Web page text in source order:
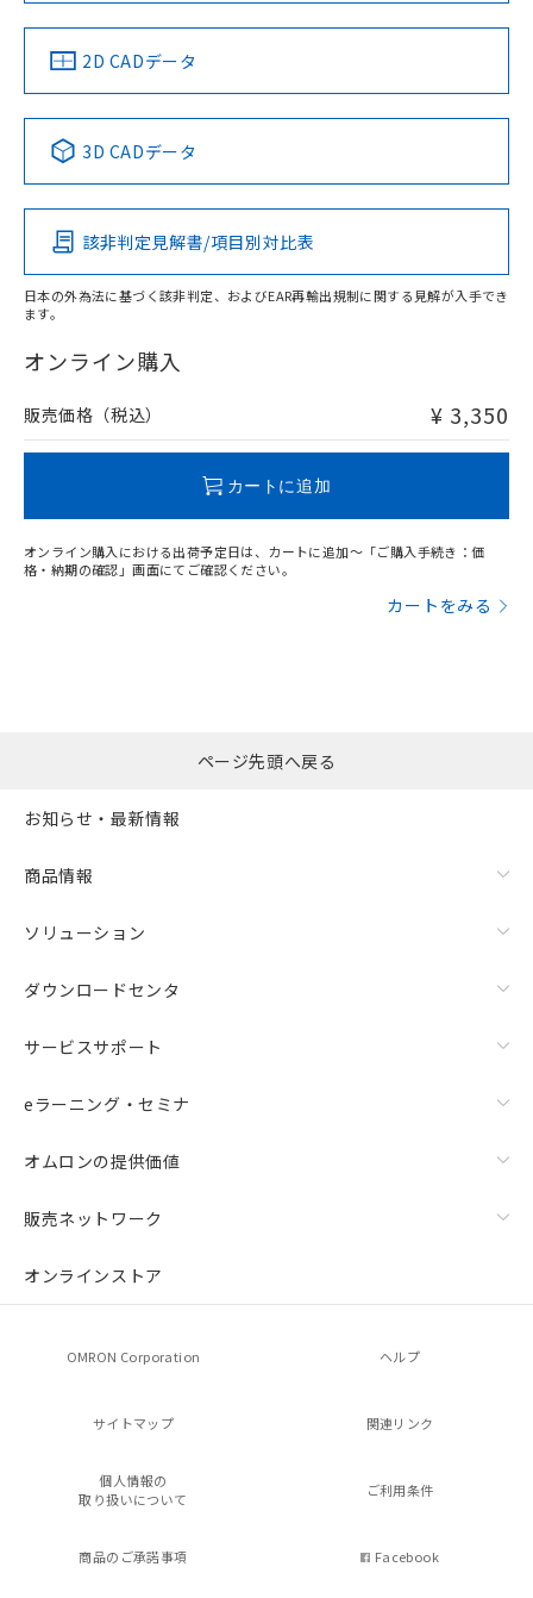
中国 RoHS 注意事項・凡例
Pb Hg Cd Cr(VI)
O
在庫等で未対応品が混在する可能性があります。
問い合わせください。
2D CADデータ
3D CADデータ
該非判定見解書/項目別対比表
日本の外為法に基づく該非判定、およびEAR再輸出規制に関する見解が入手でき
ます。
オンライン購入
販売価格（税込） ¥ 3,350
カートに追加
オンライン購入における出荷予定日は、カートに追加～「ご購入手続き：価
格・納期の確認」画面にてご確認ください。
カートをみる
ページ先頭へ戻る
お知らせ・最新情報
商品情報
ソリューション
ダウンロードセンタ
サービスサポート
eラーニング・セミナ
オムロンの提供価値
販売ネットワーク
オンラインストア
OMRON Corporation ヘルプ
サイトマップ 関連リンク
個人情報の
取り扱いについて
ご利用条件
商品のご承諾事項 Facebook